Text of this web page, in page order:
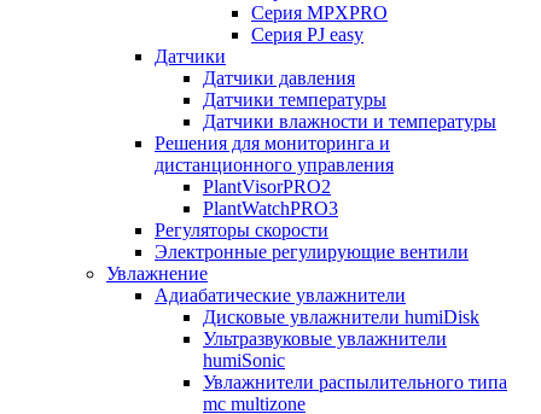
Серия MPXPRO
Серия PJ easy
Датчики
Датчики давления
Датчики температуры
Датчики влажности и температуры
Решения для мониторинга и
дистанционного управления
PlantVisorPRO2
PlantWatchPRO3
Регуляторы скорости
Электронные регулирующие вентили
Увлажнение
Адиабатические увлажнители
Дисковые увлажнители humiDisk
Ультразвуковые увлажнители
humiSonic
Увлажнители распылительного типа
mc multizone